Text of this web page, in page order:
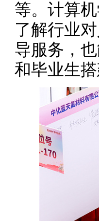
等。计算
了解行业
导服务，
和毕业生搭